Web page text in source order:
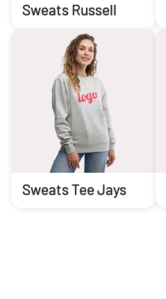
Sweats Russell
Sweats Tee Jays